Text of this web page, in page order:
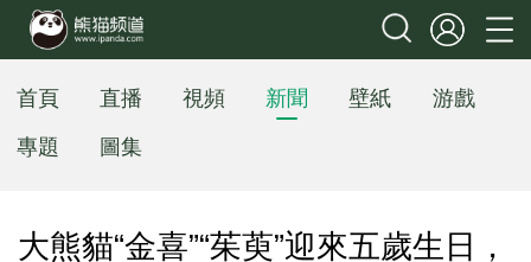
首頁 直播 視頻 新聞 壁紙
游戲
專題
圖集
大熊貓“金喜”“茱萸”迎來五歲生日，